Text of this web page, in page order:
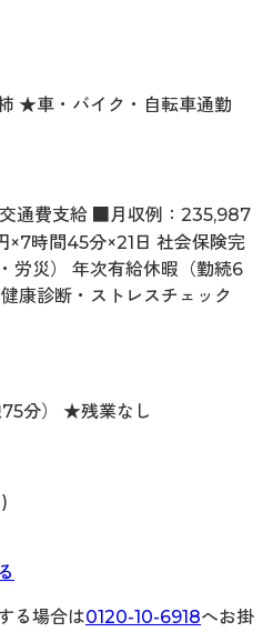
★車・バイク・自転車通勤
通費支給 ■月収例：235,987
×7時間45分×21日 社会保険完
労災） 年次有給休暇（勤続6
康診断・ストレスチェック
分） ★残業なし
る場合は0120-10-6918へお掛